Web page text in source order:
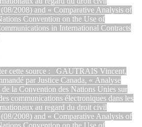
2008) and « Comparative Analysis of
Convention on the Use of
in International Contracts
cette source : GAUTRAIS Vincent,
par Justice Canada, « Analyse
de la Convention des Nations Unies sur
communications électroniques dans les
au regard du droit civil
2008) and « Comparative Analysis of